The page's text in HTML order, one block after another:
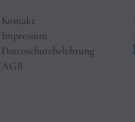
Kontakt
Impressum
Datenschutzbelehrung
AGB